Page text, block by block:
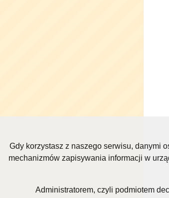
Gdy korzystasz z naszego serwisu, danymi
mechanizmów zapisywania informacji w
Administratorem, czyli podmiotem